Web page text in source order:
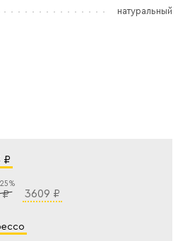
натуральный
₽
₽ 3609 ₽